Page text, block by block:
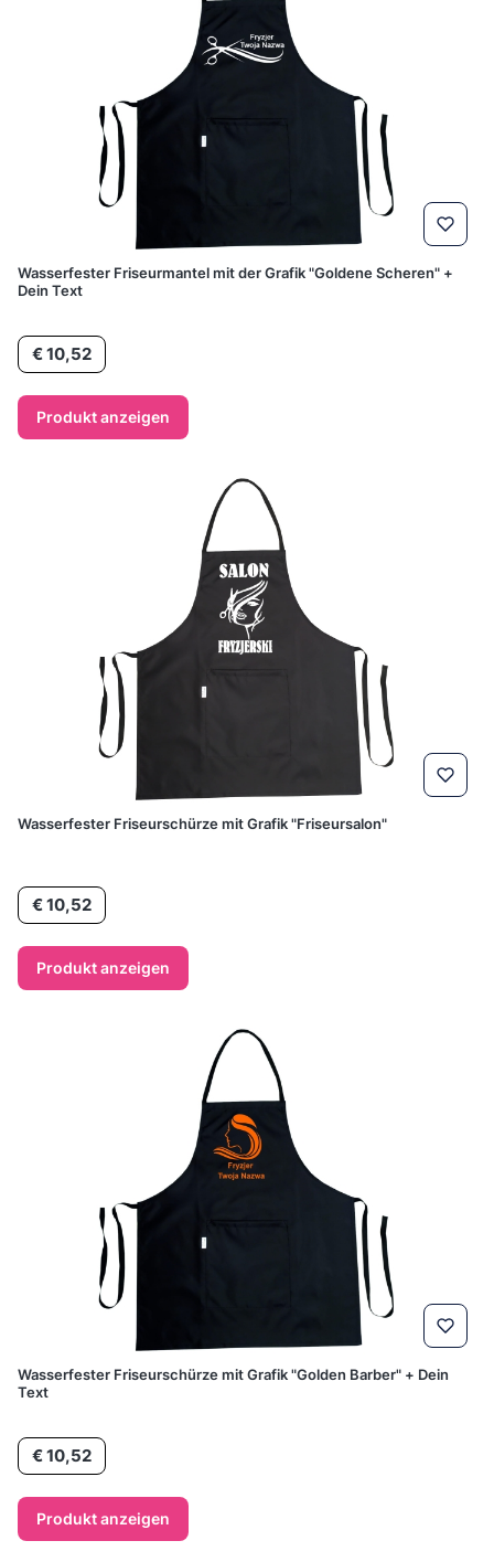
Wasserfester Friseurmantel mit der Grafik "Goldene Scheren" +
Dein Text
Preis
€ 10,52
Produkt anzeigen
Wasserfester Friseurschürze mit Grafik "Friseursalon"
Preis
€ 10,52
Produkt anzeigen
Wasserfester Friseurschürze mit Grafik "Golden Barber" + Dein
Text
Preis
€ 10,52
Produkt anzeigen